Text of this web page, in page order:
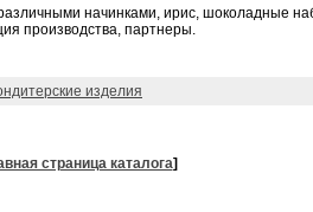
начинками, ирис, шоколадные
производства, партнеры.
изделия
страница каталога]